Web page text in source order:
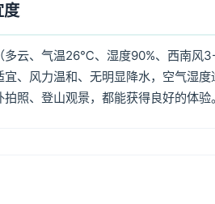
度
多云、气温26℃、湿度90%、西南风
、风力温和、无明显降水，空气湿
照、登山观景，都能获得良好的体验。